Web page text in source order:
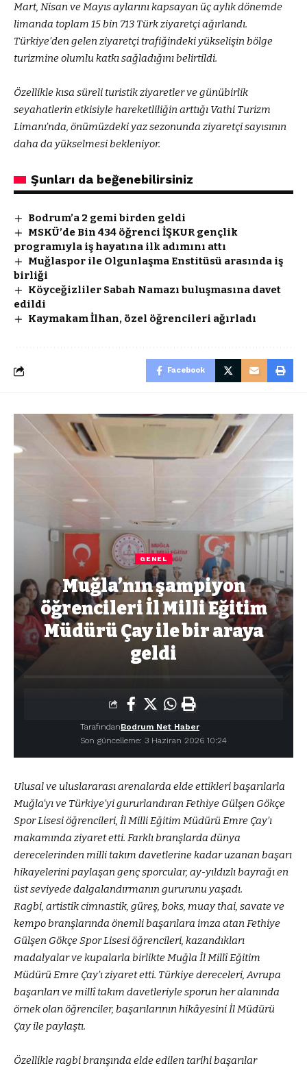
Mart, Nisan ve Mayıs aylarını kapsayan üç aylık dönemde
limanda toplam 15 bin 713 Türk ziyaretçi ağırlandı.
Türkiye’den gelen ziyaretçi trafiğindeki yükselişin bölge
turizmine olumlu katkı sağladığını belirtildi.
Özellikle kısa süreli turistik ziyaretler ve günübirlik
seyahatlerin etkisiyle hareketliliğin arttığı Vathi Turizm
Limanı’nda, önümüzdeki yaz sezonunda ziyaretçi sayısının
daha da yükselmesi bekleniyor.
Şunları da beğenebilirsiniz
Bodrum’a 2 gemi birden geldi
MSKÜ’de Bin 434 öğrenci İŞKUR gençlik
programıyla iş hayatına ilk adımını attı
Muğlaspor ile Olgunlaşma Enstitüsü arasında iş
birliği
Köyceğizliler Sabah Namazı buluşmasına davet
edildi
Kaymakam İlhan, özel öğrencileri ağırladı
Facebook
GENEL
Muğla’nın şampiyon
öğrencileri İl Milli Eğitim
Müdürü Çay ile bir araya
geldi
Son güncelleme: 3 Haziran 2026 10:24
TarafındanBodrum Net Haber
Ulusal ve uluslararası arenalarda elde ettikleri başarılarla
Muğla’yı ve Türkiye’yi gururlandıran Fethiye Gülşen Gökçe
Spor Lisesi öğrencileri, İl Milli Eğitim Müdürü Emre Çay’ı
makamında ziyaret etti. Farklı branşlarda dünya
derecelerinden milli takım davetlerine kadar uzanan başarı
hikayelerini paylaşan genç sporcular, ay-yıldızlı bayrağı en
üst seviyede dalgalandırmanın gururunu yaşadı.
Ragbi, artistik cimnastik, güreş, boks, muay thai, savate ve
kempo branşlarında önemli başarılara imza atan Fethiye
Gülşen Gökçe Spor Lisesi öğrencileri, kazandıkları
madalyalar ve kupalarla birlikte Muğla İl Millî Eğitim
Müdürü Emre Çay’ı ziyaret etti. Türkiye dereceleri, Avrupa
başarıları ve millî takım davetleriyle sporun her alanında
örnek olan öğrenciler, başarılarının hikâyesini İl Müdürü
Çay ile paylaştı.
Özellikle ragbi branşında elde edilen tarihi başarılar